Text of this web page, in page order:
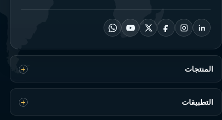
المنتجات
خلايا الحمل
مؤشرات الوزن
التطبيقات